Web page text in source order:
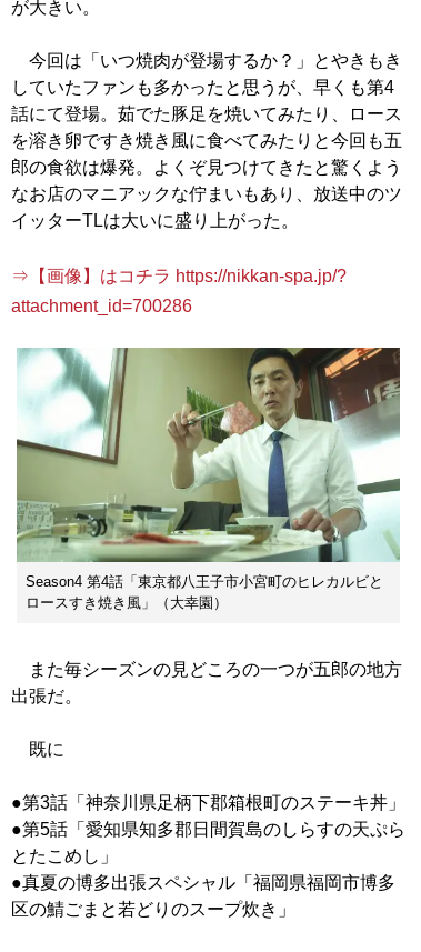
が大きい。
今回は「いつ焼肉が登場するか？」とやきもき
していたファンも多かったと思うが、早くも第4
話にて登場。茹でた豚足を焼いてみたり、ロース
を溶き卵ですき焼き風に食べてみたりと今回も五
郎の食欲は爆発。よくぞ見つけてきたと驚くよう
なお店のマニアックな佇まいもあり、放送中のツ
イッターTLは大いに盛り上がった。
⇒【画像】はコチラ https://nikkan-spa.jp/?
attachment_id=700286
Season4 第4話「東京都八王子市小宮町のヒレカルビと
ロースすき焼き風」（大幸園）
また毎シーズンの見どころの一つが五郎の地方
出張だ。
既に
●第3話「神奈川県足柄下郡箱根町のステーキ丼」
●第5話「愛知県知多郡日間賀島のしらすの天ぷら
とたこめし」
●真夏の博多出張スペシャル「福岡県福岡市博多
区の鯖ごまと若どりのスープ炊き」